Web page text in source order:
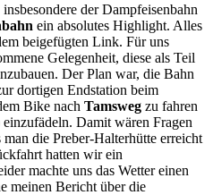
der Dampfeisenbahn
ein absolutes Highlight. Alles
beigefügten Link. Für uns
Gelegenheit, diese als Teil
Der Plan war, die Bahn
dortigen Endstation beim
Bike nach Tamsweg zu fahren
einzufädeln. Damit wären Fragen
die Preber-Halterhütte erreicht
hatten wir ein
machte uns das Wetter einen
meinen Bericht über die